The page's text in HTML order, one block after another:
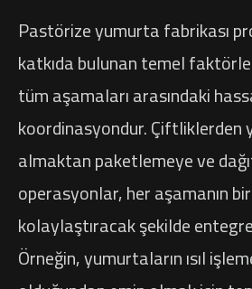
Pastörize yumurta fabrikası
katkıda bulunan temel
tüm aşamaları arasındaki
koordinasyondur. Çiftliklerden
almaktan paketlemeye ve
operasyonlar, her aşamanın
kolaylaştıracak şekilde
Örneğin, yumurtaların ısıl